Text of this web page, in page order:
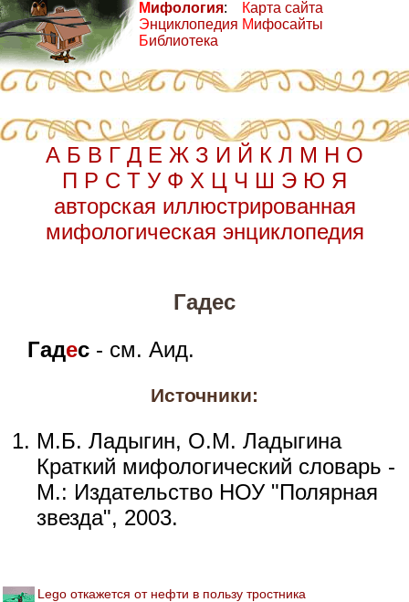
Мифология:
Энциклопедия
Библиотека
Карта сайта
Мифосайты
А Б В Г Д Е Ж З И Й К Л М Н О
П Р С Т У Ф Х Ц Ч Ш Э Ю Я
авторская иллюстрированная
мифологическая энциклопедия
Гадес
Гадес - см. Аид.
Источники:
М.Б. Ладыгин, О.М. Ладыгина
Краткий мифологический словарь -
М.: Издательство НОУ "Полярная
звезда", 2003.
Lego откажется от нефти в пользу тростника